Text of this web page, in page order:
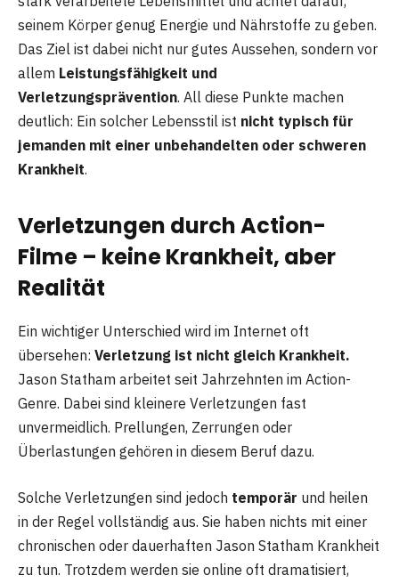
seinem Körper genug Energie und Nährstoffe zu geben.
Das Ziel ist dabei nicht nur gutes Aussehen, sondern vor
allem Leistungsfähigkeit und
Verletzungsprävention. All diese Punkte machen
deutlich: Ein solcher Lebensstil ist nicht typisch für
jemanden mit einer unbehandelten oder schweren
Krankheit.
Verletzungen durch Action-
Filme – keine Krankheit, aber
Realität
Ein wichtiger Unterschied wird im Internet oft
übersehen: Verletzung ist nicht gleich Krankheit.
Jason Statham arbeitet seit Jahrzehnten im Action-
Genre. Dabei sind kleinere Verletzungen fast
unvermeidlich. Prellungen, Zerrungen oder
Überlastungen gehören in diesem Beruf dazu.
Solche Verletzungen sind jedoch temporär und heilen
in der Regel vollständig aus. Sie haben nichts mit einer
chronischen oder dauerhaften Jason Statham Krankheit
zu tun. Trotzdem werden sie online oft dramatisiert,